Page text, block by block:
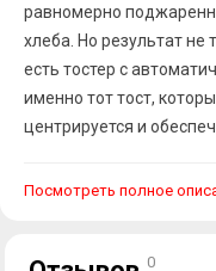
равномерно
хлеба. Но результат не такой, как вам хотелось бы. Если у вас
есть тостер с
именно тот тост, который вы хотите.
центрируется и
Посмотреть полное
0